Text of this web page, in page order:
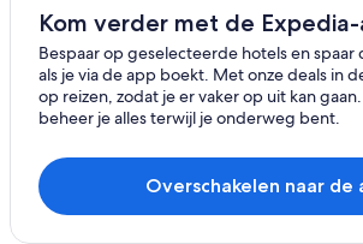
Hotels met restaurant in Meersburg
Particuliere vakantiehuizen in
Kom verder met de
Bespaar op geselecteerde hotels en
als je via de app boekt. Met onze deals in
op reizen, zodat je er vaker op uit kan
beheer je alles terwijl je onderweg bent.
Overschakelen naar de